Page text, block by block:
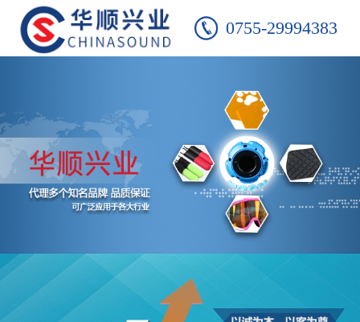
0755-29994383